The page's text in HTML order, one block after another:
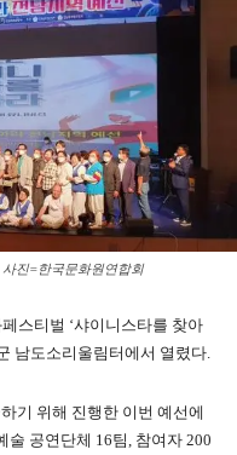
사진=한국문화원연합회
스티벌 ‘샤이니스타를 찾아
남도소리울림터에서 열렸다.
기 위해 진행한 이번 예선에
술 공연단체 16팀, 참여자 200